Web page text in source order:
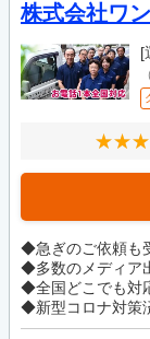
株式会社ワ
[
◆急ぎのご依頼も
◆多数のメディア
◆全国どこでも対
◆新型コロナ対策